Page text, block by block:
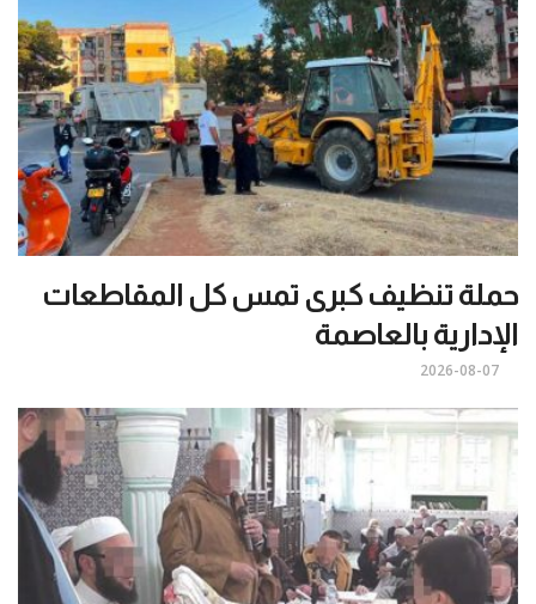
حملة تنظيف كبرى تمس كل المقاطعات
الإدارية بالعاصمة
2026-08-07